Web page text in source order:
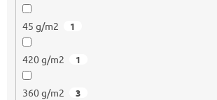
45 g/m2 1
420 g/m2 1
360 g/m2 3